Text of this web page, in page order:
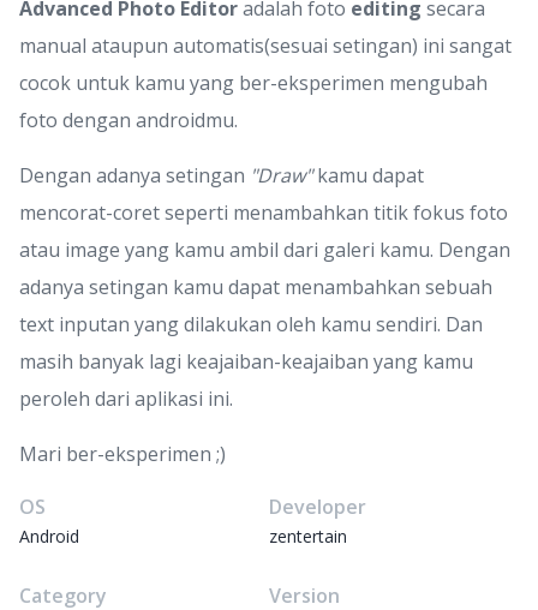
Advanced Photo Editoradalah foto editing secara
manual ataupun automatis(sesuai setingan) ini sangat
cocok untuk kamu yang ber-eksperimen mengubah
foto dengan androidmu.
Dengan adanya setingan "Draw"kamu dapat
mencorat-coret seperti menambahkan titik fokus foto
atau image yang kamu ambil dari galeri kamu. Dengan
adanya setingan kamu dapat menambahkan sebuah
text inputan yang dilakukan oleh kamu sendiri. Dan
masih banyak lagi keajaiban-keajaiban yang kamu
peroleh dari aplikasi ini.
Mari ber-eksperimen ;)
OS
Android
Developer
zentertain
Category Version